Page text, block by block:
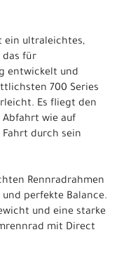
ein ultraleichtes,
das für
entwickelt und
700 Series
Es fliegt den
wie auf
durch sein
Rennradrahmen
perfekte Balance.
und eine starke
mit Direct